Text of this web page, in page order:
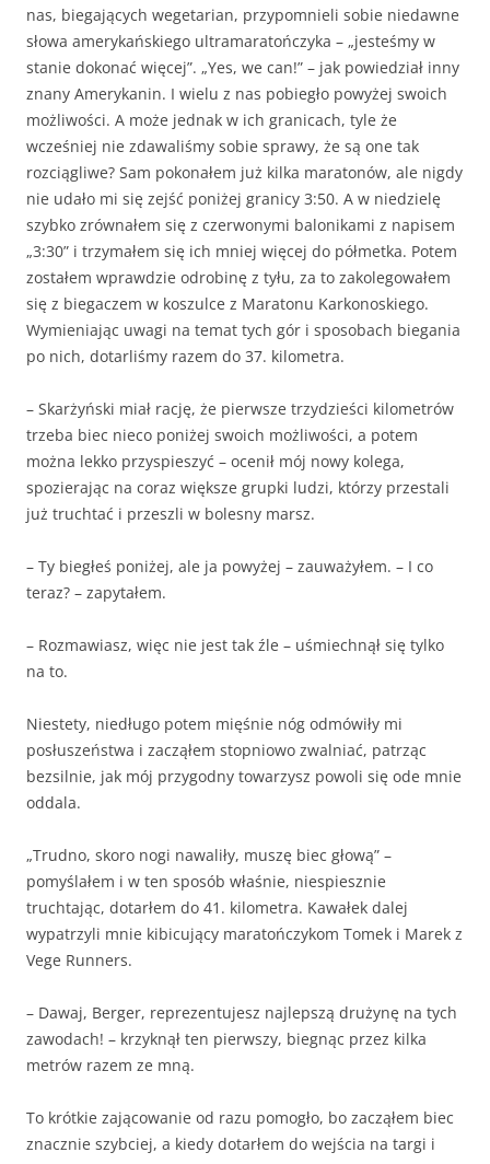
nas, biegających wegetarian, przypomnieli sobie niedawne
słowa amerykańskiego ultramaratończyka – „jesteśmy w
stanie dokonać więcej”. „Yes, we can!” – jak powiedział inny
znany Amerykanin. I wielu z nas pobiegło powyżej swoich
możliwości. A może jednak w ich granicach, tyle że
wcześniej nie zdawaliśmy sobie sprawy, że są one tak
rozciągliwe? Sam pokonałem już kilka maratonów, ale nigdy
nie udało mi się zejść poniżej granicy 3:50. A w niedzielę
szybko zrównałem się z czerwonymi balonikami z napisem
„3:30” i trzymałem się ich mniej więcej do półmetka. Potem
zostałem wprawdzie odrobinę z tyłu, za to zakolegowałem
się z biegaczem w koszulce z Maratonu Karkonoskiego.
Wymieniając uwagi na temat tych gór i sposobach biegania
po nich, dotarliśmy razem do 37. kilometra.
– Skarżyński miał rację, że pierwsze trzydzieści kilometrów
trzeba biec nieco poniżej swoich możliwości, a potem
można lekko przyspieszyć – ocenił mój nowy kolega,
spozierając na coraz większe grupki ludzi, którzy przestali
już truchtać i przeszli w bolesny marsz.
– Ty biegłeś poniżej, ale ja powyżej – zauważyłem. – I co
teraz? – zapytałem.
– Rozmawiasz, więc nie jest tak źle – uśmiechnął się tylko
na to.
Niestety, niedługo potem mięśnie nóg odmówiły mi
posłuszeństwa i zacząłem stopniowo zwalniać, patrząc
bezsilnie, jak mój przygodny towarzysz powoli się ode mnie
oddala.
„Trudno, skoro nogi nawaliły, muszę biec głową” –
pomyślałem i w ten sposób właśnie, niespiesznie
truchtając, dotarłem do 41. kilometra. Kawałek dalej
wypatrzyli mnie kibicujący maratończykom Tomek i Marek z
Vege Runners.
– Dawaj, Berger, reprezentujesz najlepszą drużynę na tych
zawodach! – krzyknął ten pierwszy, biegnąc przez kilka
metrów razem ze mną.
To krótkie zającowanie od razu pomogło, bo zacząłem biec
znacznie szybciej, a kiedy dotarłem do wejścia na targi i